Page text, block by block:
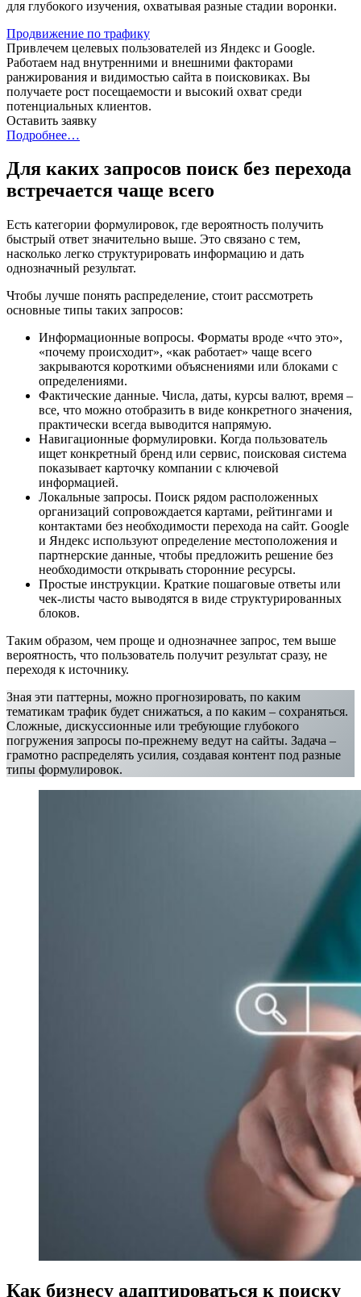
для глубокого изучения, охватывая разные стадии воронки.
Продвижение по трафику
Привлечем целевых пользователей из Яндекс и Google.
Работаем над внутренними и внешними факторами
ранжирования и видимостью сайта в поисковиках. Вы
получаете рост посещаемости и высокий охват среди
потенциальных клиентов.
Оставить заявку
Подробнее…
Для каких запросов поиск без перехода
встречается чаще всего
Есть категории формулировок, где вероятность получить
быстрый ответ значительно выше. Это связано с тем,
насколько легко структурировать информацию и дать
однозначный результат.
Чтобы лучше понять распределение, стоит рассмотреть
основные типы таких запросов:
Информационные вопросы. Форматы вроде «что это»,
«почему происходит», «как работает» чаще всего
закрываются короткими объяснениями или блоками с
определениями.
Фактические данные. Числа, даты, курсы валют, время –
все, что можно отобразить в виде конкретного значения,
практически всегда выводится напрямую.
Навигационные формулировки. Когда пользователь
ищет конкретный бренд или сервис, поисковая система
показывает карточку компании с ключевой
информацией.
Локальные запросы. Поиск рядом расположенных
организаций сопровождается картами, рейтингами и
контактами без необходимости перехода на сайт. Google
и Яндекс используют определение местоположения и
партнерские данные, чтобы предложить решение без
необходимости открывать сторонние ресурсы.
Простые инструкции. Краткие пошаговые ответы или
чек-листы часто выводятся в виде структурированных
блоков.
Таким образом, чем проще и однозначнее запрос, тем выше
вероятность, что пользователь получит результат сразу, не
переходя к источнику.
Зная эти паттерны, можно прогнозировать, по каким
тематикам трафик будет снижаться, а по каким – сохраняться.
Сложные, дискуссионные или требующие глубокого
погружения запросы по-прежнему ведут на сайты. Задача –
грамотно распределять усилия, создавая контент под разные
типы формулировок.
Как бизнесу адаптироваться к поиску